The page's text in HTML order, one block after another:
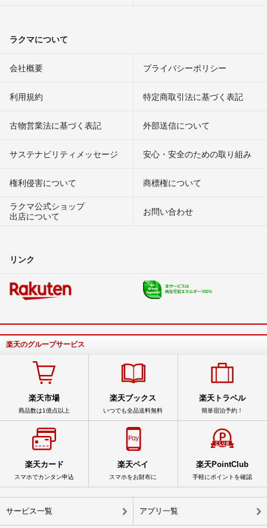
ラクマについて
会社概要 プライバシーポリシー
利用規約 特定商取引法に基づく表記
古物営業法に基づく表記 外部送信について
サステナビリティメッセージ 安心・安全のための取り組み
権利侵害について
商標権について
ラクマ公式ショップ
出店について
お問い合わせ
リンク
楽天のグループサービス
楽天市場
商品数は1億点以上
楽天ブックス
いつでも全品送料無料
楽天トラベル
簡単宿泊予約！
楽天カード
スマホでカンタン申込
楽天ペイ
スマホをお財布に
楽天PointClub
手軽にポイントを確認
サービス一覧 アプリ一覧